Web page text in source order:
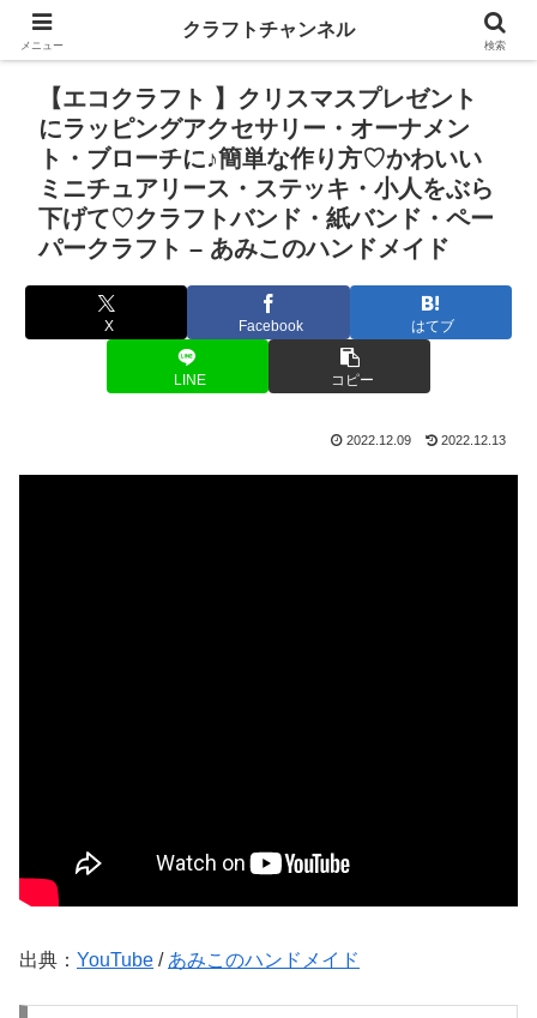
【エコクラフト 】クリスマスプレゼント
にラッピングアクセサリー・オーナメン
ト・ブローチに♪簡単な作り方♡かわいい
ミニチュアリース・ステッキ・小人をぶら
下げて♡クラフトバンド・紙バンド・ペー
パークラフト – あみこのハンドメイド
X Facebook はてブ
LINE コピー
2022.12.09 2022.12.13
出典： YouTube / あみこのハンドメイド
メニュー
クラフトチャンネル
検索